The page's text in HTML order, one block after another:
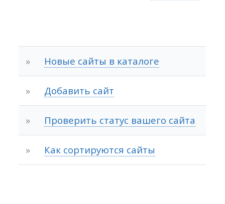
» Новые сайты в каталоге
» Добавить сайт
» Проверить статус вашего сайта
» Как сортируются сайты